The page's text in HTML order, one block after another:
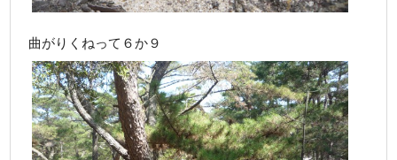
曲がりくねって６か９